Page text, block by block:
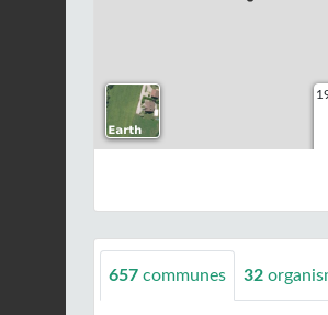
657 communes 32